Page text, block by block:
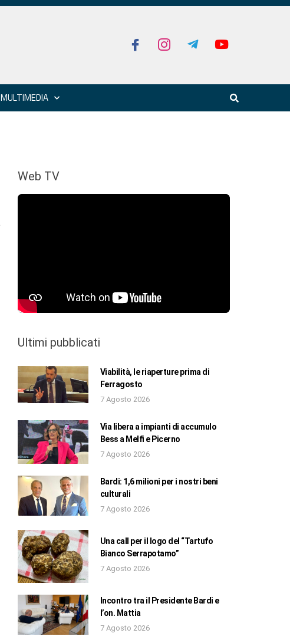
MULTIMEDIA
Web TV
Ultimi pubblicati
Viabilità, le riaperture prima di
Ferragosto
7 Agosto 2026
Via libera a impianti di accumulo
Bess a Melfi e Picerno
7 Agosto 2026
Bardi: 1,6 milioni per i nostri beni
culturali
7 Agosto 2026
Una call per il logo del “Tartufo
Bianco Serrapotamo”
7 Agosto 2026
Incontro tra il Presidente Bardi e
l’on. Mattia
7 Agosto 2026